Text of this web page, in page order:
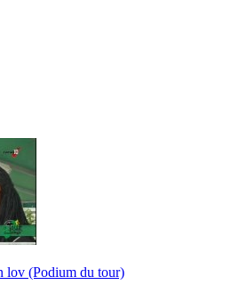
lov (Podium du tour)